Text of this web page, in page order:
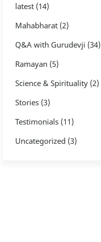
latest (14)
Mahabharat (2)
Q&A with Gurudevji (34)
Ramayan (5)
Science & Spirituality (2)
Stories (3)
Testimonials (11)
Uncategorized (3)